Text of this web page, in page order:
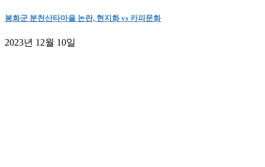
봉화군 분천산타마을 논란, 현지화 vs 카피문화
2023년 12월 10일